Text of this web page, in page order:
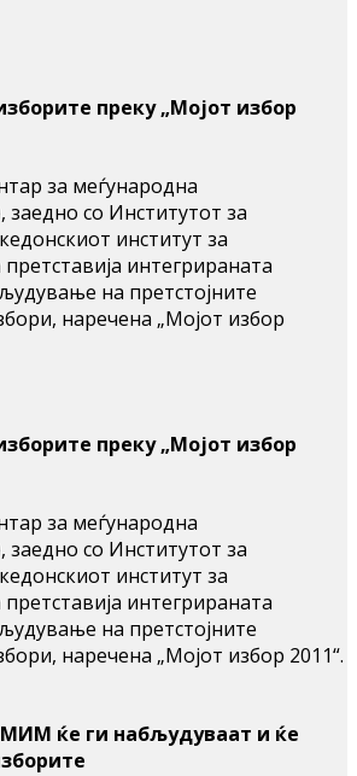
преку „Мојот избор
за меѓународна
со Институтот за
институт за
интегрираната
на претстојните
наречена „Мојот избор
преку „Мојот избор
за меѓународна
со Институтот за
институт за
интегрираната
на претстојните
наречена „Мојот избор 2011“.
ќе ги набљудуваат и ќе